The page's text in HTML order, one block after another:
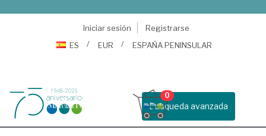
Iniciar sesión
Registrarse
ES
EUR ESPAÑA PENINSULAR
Busqueda avanzada
0